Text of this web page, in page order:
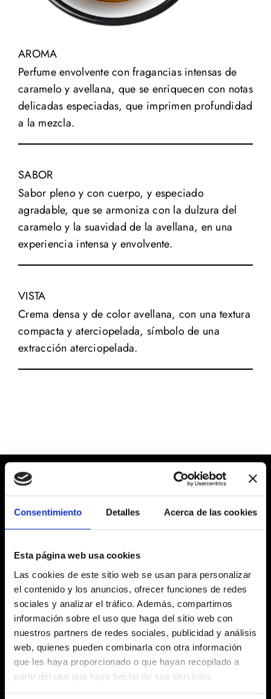
Consentimiento Detalles Acerca de las cookies
Esta página web usa cookies
Las cookies de este sitio web se usan para personalizar
el contenido y los anuncios, ofrecer funciones de redes
sociales y analizar el tráfico. Además, compartimos
información sobre el uso que haga del sitio web con
nuestros partners de redes sociales, publicidad y análisis
web, quienes pueden combinarla con otra información
que les haya proporcionado o que hayan recopilado a
partir del uso que haya hecho de sus servicios.
AROMA
Perfume envolvente con fragancias intensas de
caramelo y avellana, que se enriquecen con notas
delicadas especiadas, que imprimen profundidad
a la mezcla.
SABOR
Sabor pleno y con cuerpo, y especiado
agradable, que se armoniza con la dulzura del
caramelo y la suavidad de la avellana, en una
experiencia intensa y envolvente.
VISTA
Crema densa y de color avellana, con una textura
compacta y aterciopelada, símbolo de una
extracción aterciopelada.
PELLINI EN TUCASA
COMO EN EL BAR
Las mezclas Pellini transforman cada pausa en
casa en una experiencia de sabor, con la misma
calidad que la del bar.
Cápsulas, molido o en grano: elige tu modo de
sentirte en casa.
TODAS LAS MEZCLAS
CAFFÉ PELLINI
CAFFÉ PELLINI